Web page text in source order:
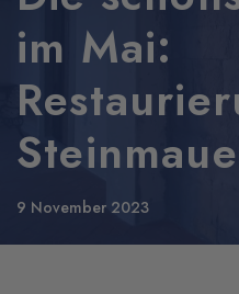
im Mai:
9 November 2023